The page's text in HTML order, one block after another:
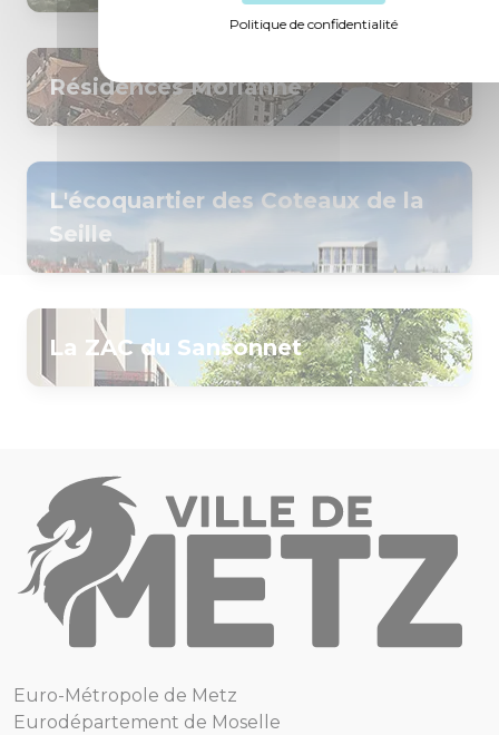
Politique de confidentialité
Résidences Morlanne
L'écoquartier des Coteaux de la
Seille
La ZAC du Sansonnet
Euro-Métropole de Metz
Eurodépartement de Moselle